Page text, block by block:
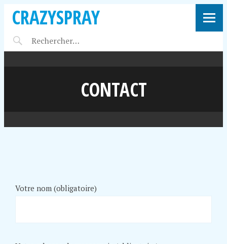
CRAZYSPRAY
CONTACT
Votre nom (obligatoire)